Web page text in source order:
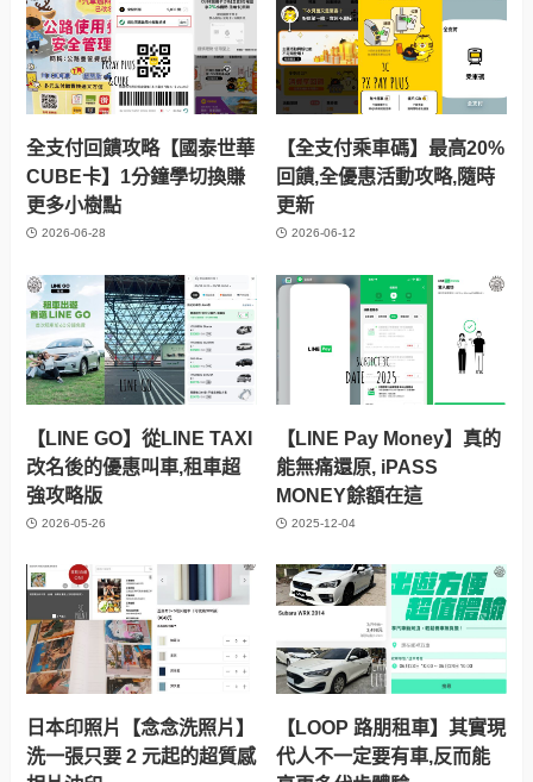
全支付回饋攻略【國泰世華
CUBE卡】1分鐘學切換賺
更多小樹點
2026-06-28
【全支付乘車碼】最高20%
回饋,全優惠活動攻略,隨時
更新
2026-06-12
【LINE GO】從LINE TAXI
改名後的優惠叫車,租車超
強攻略版
2026-05-26
【LINE Pay Money】真的
能無痛還原, iPASS
MONEY餘額在這
2025-12-04
日本印照片【念念洗照片】
洗一張只要 2 元起的超質感
【LOOP 路朋租車】其實現
代人不一定要有車,反而能